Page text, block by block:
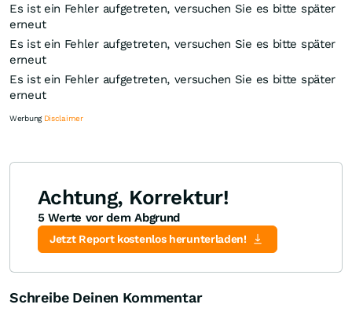
Es ist ein Fehler aufgetreten, versuchen Sie es bitte später
erneut
Es ist ein Fehler aufgetreten, versuchen Sie es bitte später
erneut
Es ist ein Fehler aufgetreten, versuchen Sie es bitte später
erneut
Knock-Out-Suche
Optionsschein-Suche
Zertifikate-Suche
Werbung Disclaimer
Achtung, Korrektur!
5 Werte vor dem Abgrund
Jetzt Report kostenlos herunterladen!
Schreibe Deinen Kommentar